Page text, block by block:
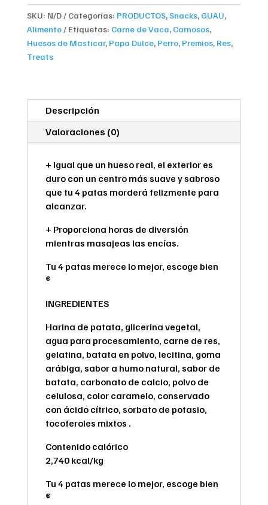
Bones
Beef
and
Sweet
Potato
SKU: N/D Categorías: PRODUCTOS,Snacks, GUAU,
Alimento
Etiquetas: Carne de Vaca, Carnosos,
Huesos de Masticar, Papa Dulce, Perro, Premios, Res,
Treats
Descripción
Valoraciones (0)
+ Igual que un hueso real, el exterior es
duro con un centro más suave y sabroso
que tu 4 patas morderá felizmente para
alcanzar.
+ Proporciona horas de diversión
mientras masajeas las encías.
Tu 4 patas merece lo mejor, escoge bien
®
INGREDIENTES
Harina de patata, glicerina vegetal,
agua para procesamiento, carne de res,
gelatina, batata en polvo, lecitina, goma
arábiga, sabor a humo natural, sabor de
batata, carbonato de calcio, polvo de
celulosa, color caramelo, conservado
con ácido cítrico, sorbato de potasio,
tocoferoles mixtos .
Contenido calórico
2,740 kcal/kg
Tu 4 patas merece lo mejor, escoge bien
®